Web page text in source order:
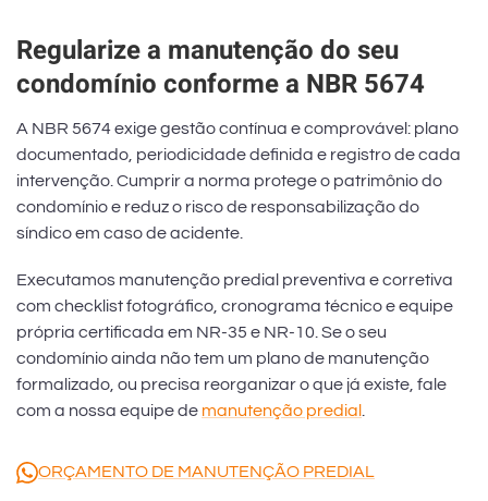
Regularize a manutenção do seu
condomínio conforme a NBR 5674
A NBR 5674 exige gestão contínua e comprovável: plano
documentado, periodicidade definida e registro de cada
intervenção. Cumprir a norma protege o patrimônio do
condomínio e reduz o risco de responsabilização do
síndico em caso de acidente.
Executamos manutenção predial preventiva e corretiva
com checklist fotográfico, cronograma técnico e equipe
própria certificada em NR-35 e NR-10. Se o seu
condomínio ainda não tem um plano de manutenção
formalizado, ou precisa reorganizar o que já existe, fale
com a nossa equipe de manutenção predial
ORÇAMENTO DE MANUTENÇÃO PREDIAL